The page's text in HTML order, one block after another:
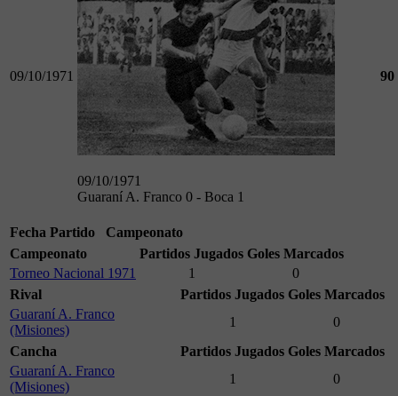
09/10/1971
09/10/1971
Guaraní A. Franco 0 - Boca 1
90
Fecha Partido
Campeonato
Campeonato
Partidos Jugados Goles Marcados
Torneo Nacional 1971
1
0
Rival
Partidos Jugados Goles Marcados
Guaraní A. Franco
(Misiones)
1
0
Cancha
Partidos Jugados Goles Marcados
Guaraní A. Franco
(Misiones)
1
0